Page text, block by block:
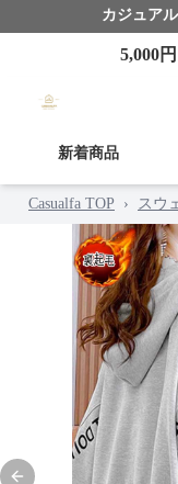
カジュア
5,000
新着商品
Casualfa TOP › スウ